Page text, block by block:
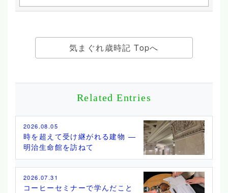
気まぐれ歳時記 Topへ
Related Entries
2026.08.05
時を超えて受け継がれる建物 ―
明治生命館を訪ねて
2026.07.31
コーヒーセミナーで学んだこと